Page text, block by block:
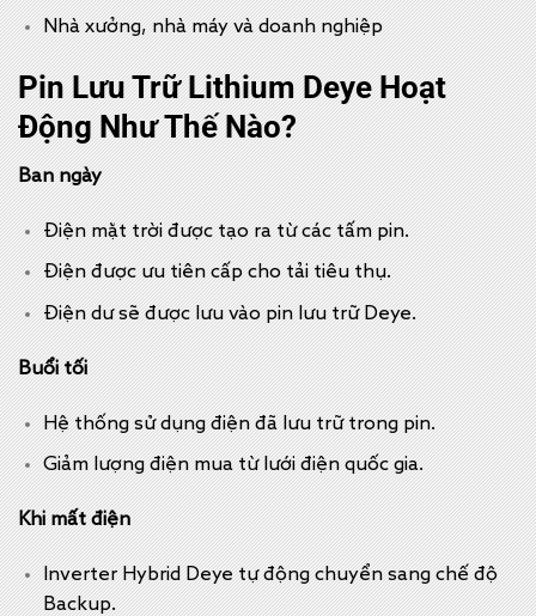
Nhà xưởng, nhà máy và doanh nghiệp
Pin Lưu Trữ Lithium Deye Hoạt
Động Như Thế Nào?
Ban ngày
Điện mặt trời được tạo ra từ các tấm pin.
Điện được ưu tiên cấp cho tải tiêu thụ.
Điện dư sẽ được lưu vào pin lưu trữ Deye.
Buổi tối
Hệ thống sử dụng điện đã lưu trữ trong pin.
Giảm lượng điện mua từ lưới điện quốc gia.
Khi mất điện
Inverter Hybrid Deye tự động chuyển sang chế độ
Backup.